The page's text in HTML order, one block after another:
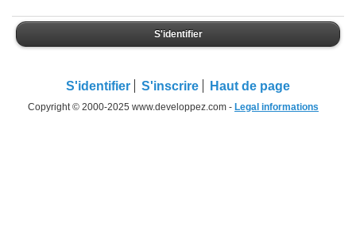
S'identifier
S'identifier S'inscrire Haut de page
Copyright © 2000-2025 www.developpez.com - Legal informations